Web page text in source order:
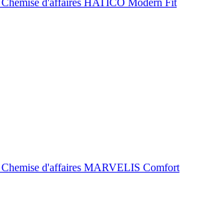
Chemise d'affaires MARVELIS Comfort